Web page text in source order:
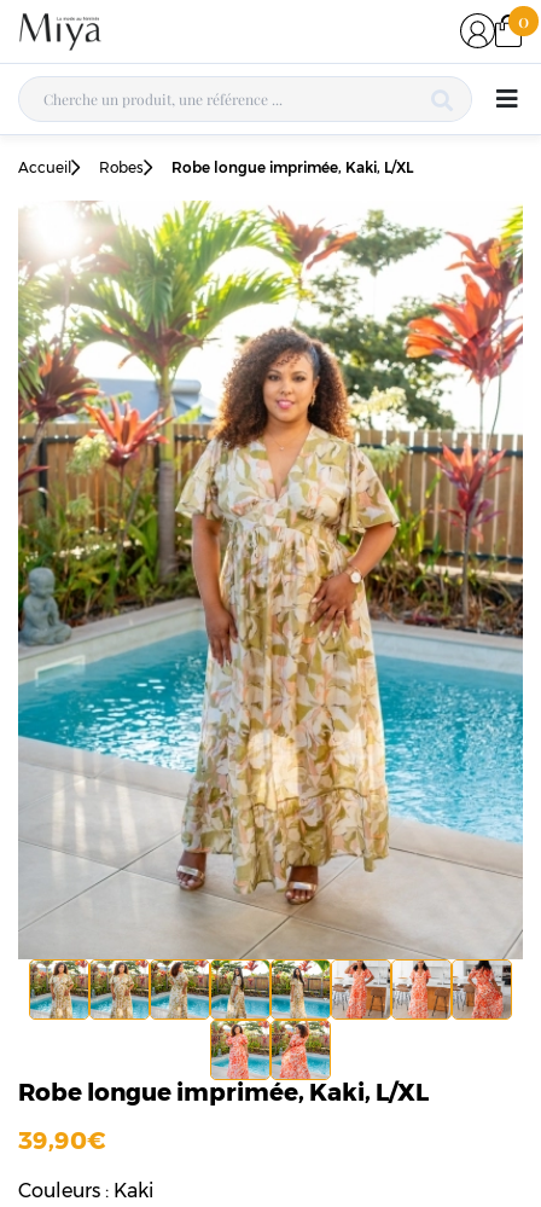
0
Accueil Robes Robe longue imprimée, Kaki, L/XL
Robe longue imprimée, Kaki, L/XL
39,90
Couleurs : Kaki